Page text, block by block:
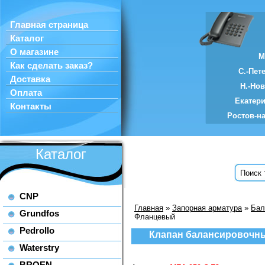
Главная страница
Каталог
О магазине
Как сделать заказ?
Доставка
Оплата
Контакты
С.-
Н.-
Ростов-
Каталог
CNP
Grundfos
Pedrollo
Waterstry
Главная » Запорная арматура»
Фланцевый
Клапан